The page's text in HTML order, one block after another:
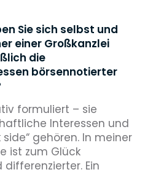
Sie sich selbst und
einer Großkanzlei
die
börsennotierter
formuliert – sie
Interessen und
gehören. In meiner
ist zum Glück
Ein